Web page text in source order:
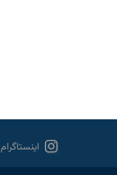
اینستاگرام